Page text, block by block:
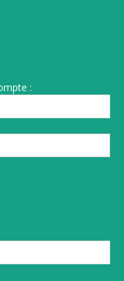
: